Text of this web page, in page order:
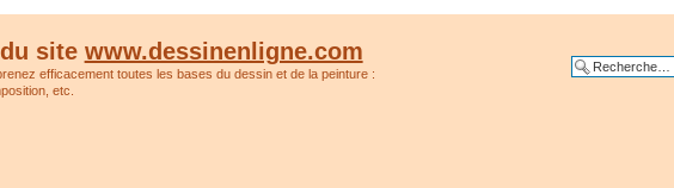
site www.dessinenligne.com
efficacement toutes les bases du dessin et de la peinture :
etc.